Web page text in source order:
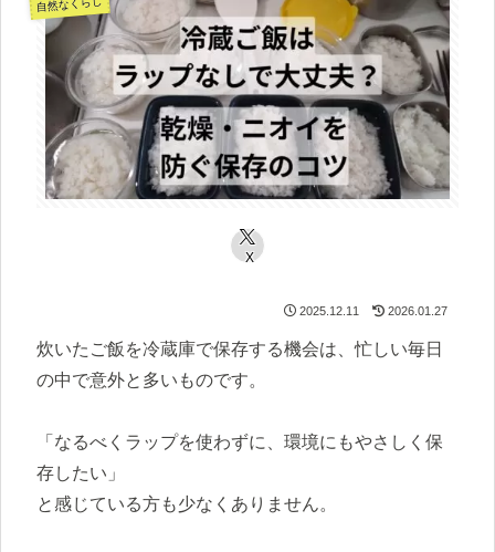
自然なくらし
X
2025.12.11 2026.01.27
炊いたご飯を冷蔵庫で保存する機会は、忙しい毎日
の中で意外と多いものです。
「なるべくラップを使わずに、環境にもやさしく保
存したい」
と感じている方も少なくありません。